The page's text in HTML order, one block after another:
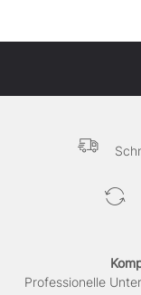
Professionelle